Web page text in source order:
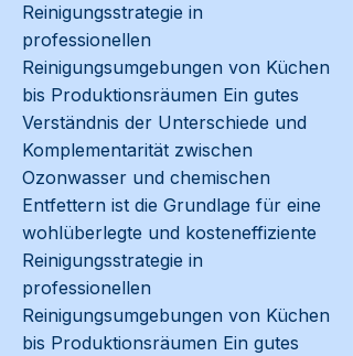
Reinigungsstrategie in
professionellen
Reinigungsumgebungen von Küchen
bis Produktionsräumen Ein gutes
Verständnis der Unterschiede und
Komplementarität zwischen
Ozonwasser und chemischen
Entfettern ist die Grundlage für eine
wohlüberlegte und kosteneffiziente
Reinigungsstrategie in
professionellen
Reinigungsumgebungen von Küchen
bis Produktionsräumen Ein gutes